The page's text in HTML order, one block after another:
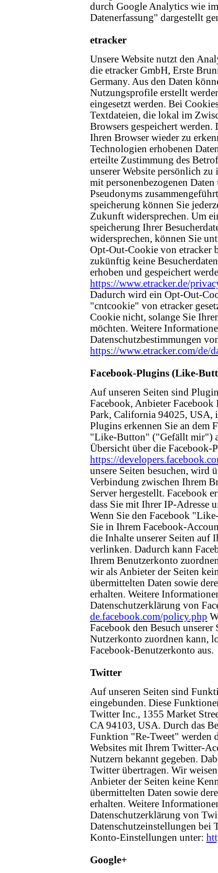
durch Google Analytics wie
Datenerfassung" dargestellt
etracker
Unsere Website nutzt den
die etracker GmbH, Erste
Germany. Aus den Daten
Nutzungsprofile erstellt
eingesetzt werden. Bei
Textdateien, die lokal im
Browsers gespeichert
Ihren Browser wieder zu
Technologien erhobenen
erteilte Zustimmung des
unserer Website persönlich
mit personenbezogenen Daten
Pseudonyms
speicherung können Sie
Zukunft widersprechen. Um
speicherung Ihrer
widersprechen, können Sie
Opt-Out-Cookie von etracker
zukünftig keine
erhoben und gespeichert
https://www.etracker.de/
Dadurch wird ein Opt-Out-
"cntcookie" von etracker
Cookie nicht, solange Sie
möchten. Weitere
Datenschutzbestimmungen
https://www.etracker.com/de/
Facebook-Plugins (Like-
Auf unseren Seiten sind
Facebook, Anbieter
Park, California 94025, USA,
Plugins erkennen Sie an dem
"Like-Button" ("Gefällt mir")
Übersicht über die Facebook-
https://
unsere Seiten besuchen, wird
Verbindung zwischen Ihrem
Server hergestellt. Facebook
dass Sie mit Ihrer IP-Adresse
Wenn Sie den Facebook
Sie in Ihrem Facebook-
die Inhalte unserer Seiten auf
verlinken. Dadurch kann
Ihrem Benutzerkonto
wir als Anbieter der Seiten
übermittelten Daten sowie
erhalten. Weitere
Datenschutzerklärung von
de.facebook.com/policy.php
Facebook den Besuch
Nutzerkonto zuordnen kann,
Facebook-Benutzerkonto aus.
Twitter
Auf unseren Seiten sind
eingebunden. Diese
Twitter Inc., 1355 Market
CA 94103, USA. Durch das
Funktion "Re-Tweet" werden
Websites mit Ihrem Twitter-
Nutzern bekannt gegeben.
Twitter übertragen. Wir
Anbieter der Seiten keine
übermittelten Daten sowie
erhalten. Weitere
Datenschutzerklärung von
Datenschutzeinstellungen bei
Konto-Einstellungen unter:
Google+